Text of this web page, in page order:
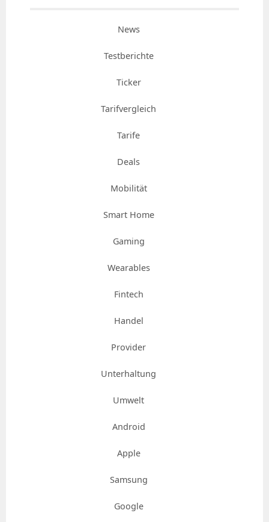
News
Testberichte
Ticker
Tarifvergleich
Tarife
Deals
Mobilität
Smart Home
Gaming
Wearables
Fintech
Handel
Provider
Unterhaltung
Umwelt
Android
Apple
Samsung
Google